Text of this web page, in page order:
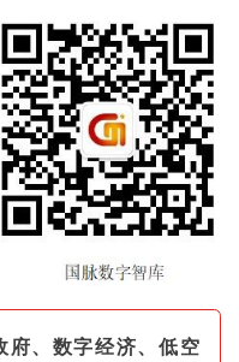
府、数字经济、低空